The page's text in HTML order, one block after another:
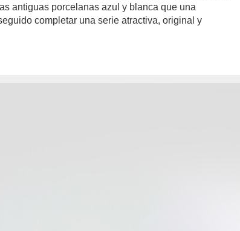
antiguas porcelanas azul y blanca que una
completar una serie atractiva, original y
redaccion/